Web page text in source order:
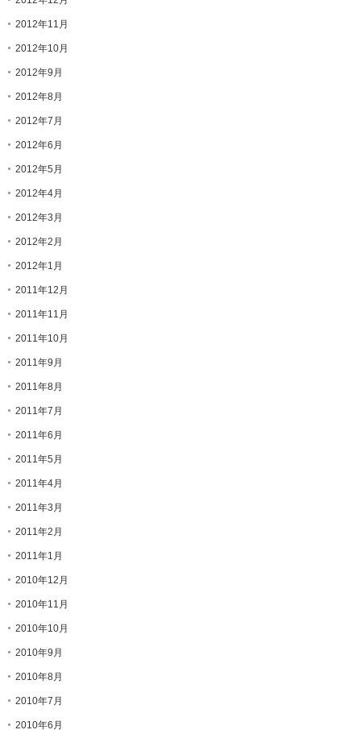
2012年11月
2012年10月
2012年9月
2012年8月
2012年7月
2012年6月
2012年5月
2012年4月
2012年3月
2012年2月
2012年1月
2011年12月
2011年11月
2011年10月
2011年9月
2011年8月
2011年7月
2011年6月
2011年5月
2011年4月
2011年3月
2011年2月
2011年1月
2010年12月
2010年11月
2010年10月
2010年9月
2010年8月
2010年7月
2010年6月